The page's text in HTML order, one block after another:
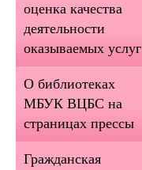
оценка качества
деятельности
оказываемых услуг
О библиотеках
МБУК ВЦБС на
страницах прессы
Гражданская